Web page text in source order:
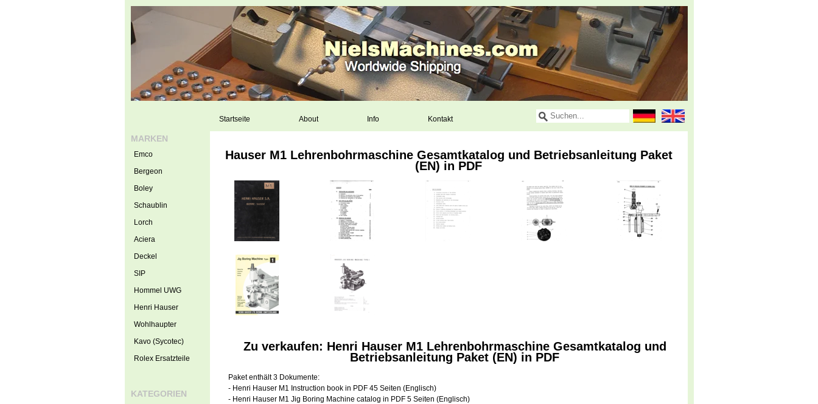
Startseite About Info Kontakt
Hauser M1 Lehrenbohrmaschine Gesamtkatalog und Betriebsanleitung Paket
(EN) in PDF
Zu verkaufen: Henri Hauser M1 Lehrenbohrmaschine Gesamtkatalog und
Betriebsanleitung Paket (EN) in PDF
Paket enthält 3 Dokumente:
- Henri Hauser M1 Instruction book in PDF 45 Seiten (Englisch)
- Henri Hauser M1 Jig Boring Machine catalog in PDF 5 Seiten (Englisch)
MARKEN
Emco
Bergeon
Boley
Schaublin
Lorch
Aciera
Deckel
SIP
Hommel UWG
Henri Hauser
Wohlhaupter
Kavo (Sycotec)
Rolex Ersatzteile
KATEGORIEN